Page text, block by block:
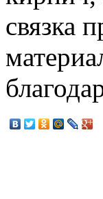
связка